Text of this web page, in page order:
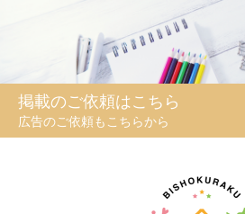
掲載のご依頼はこちら
広告のご依頼もこちらから